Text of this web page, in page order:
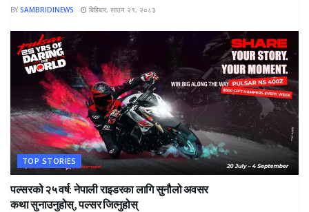
BY SAMBRIDINEWS बिहिबार, साउन २१, २०८३
TOP STORIES
पल्सरको २५ वर्ष: नेपाली राइडरका लागि सुनौलो अवसर
कथा सुनाउनुहोस्, पल्सर जित्नुहोस्